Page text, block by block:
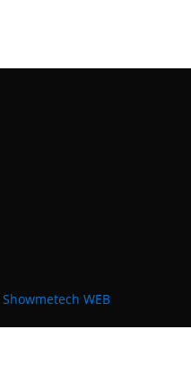
Showmetech WEB